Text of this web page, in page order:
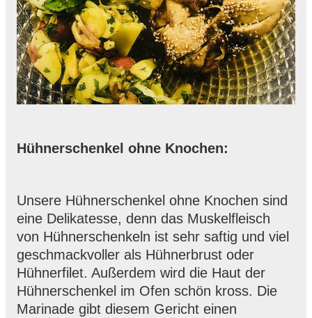
Hühnerschenkel ohne Knochen:
Unsere Hühnerschenkel ohne Knochen sind
eine Delikatesse, denn das Muskelfleisch
von Hühnerschenkeln ist sehr saftig und viel
geschmackvoller als Hühnerbrust oder
Hühnerfilet. Außerdem wird die Haut der
Hühnerschenkel im Ofen schön kross. Die
Marinade gibt diesem Gericht einen